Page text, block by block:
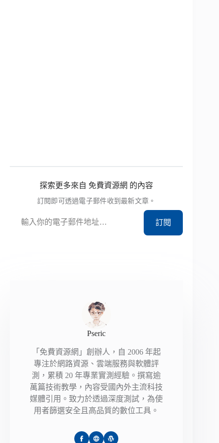
探索更多來自 免費資源網 的內容
訂閱即可透過電子郵件收到最新文章。
訂閱
Pseric
「免費資源網」創辦人，自 2006 年起
專注於網路資源、雲端服務與軟體評
測，累積 20 年專業實測經驗。撰寫逾
萬篇技術教學，內容受國內外主流科技
媒體引用。致力於透過深度測試，為使
用者篩選安全且高品質的數位工具。